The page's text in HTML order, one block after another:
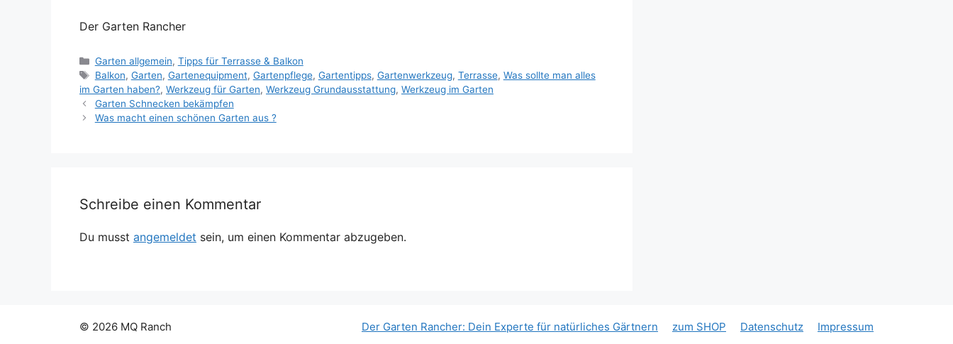
Der Garten Rancher
Kategorien
Garten allgemein, Tipps für Terrasse & Balkon
Schlagwörter
Balkon, Garten, Gartenequipment, Gartenpflege, Gartentipps, Gartenwerkzeug, Terrasse, Was sollte man alles
im Garten haben?, Werkzeug für Garten, Werkzeug Grundausstattung, Werkzeug im Garten
Garten Schnecken bekämpfen
Was macht einen schönen Garten aus ?
Schreibe einen Kommentar
Du musst angemeldet sein, um einen Kommentar abzugeben.
Der Garten Rancher: Dein Experte für natürliches Gärtnern zum SHOP Datenschutz Impressum
© 2026 MQ Ranch